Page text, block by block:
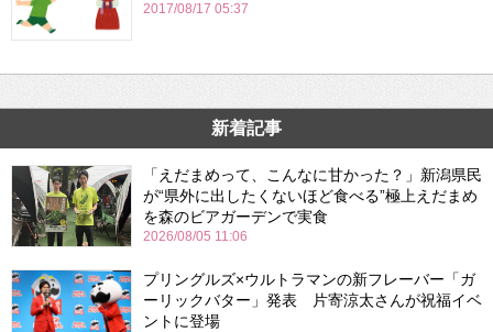
2017/08/17 05:37
新着記事
「えだまめって、こんなに甘かった？」新潟県民
が“県外に出したくないほど食べる”極上えだまめ
を森のビアガーデンで実食
2026/08/05 11:06
プリングルズ×ウルトラマンの新フレーバー「ガ
ーリックバター」発表 片寄涼太さんが祝福イベ
ントに登場